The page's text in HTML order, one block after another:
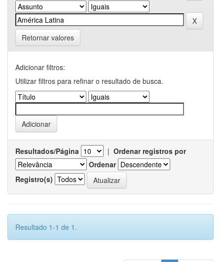
Retornar valores
Adicionar filtros:
Utilizar filtros para refinar o resultado de busca.
Resultados/Página | Ordenar registros por
Ordenar
Registro(s)
Resultado 1-1 de 1.